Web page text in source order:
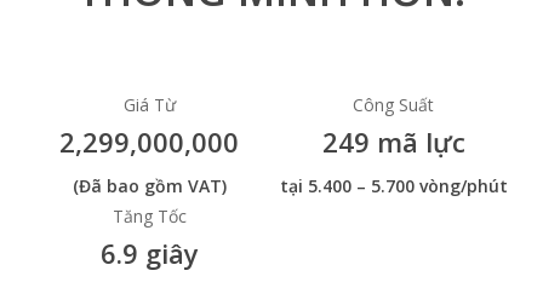
Giá Từ
2,299,000,000
(Đã bao gồm VAT)
Công Suất
249 mã lực
tại 5.400 – 5.700 vòng/phút
Tăng Tốc
6.9 giây